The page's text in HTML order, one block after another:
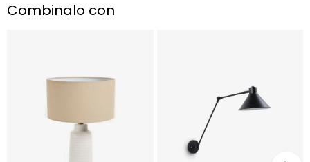
Combinalo con